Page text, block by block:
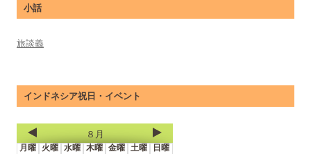
小話
旅談義
インドネシア祝日・イベント
８月
月曜 火曜 水曜 木曜 金曜 土曜
日曜